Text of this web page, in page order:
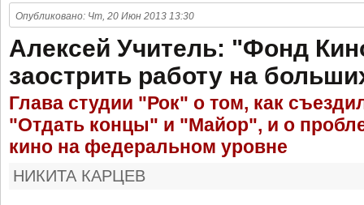
Опубликовано: Чт, 20 Июн 2013 13:30
Алексей Учитель: "Фонд
заострить работу на
Глава студии "Рок" о том, как
"Отдать концы" и "Майор", и о
кино на федеральном уровне
НИКИТА КАРЦЕВ